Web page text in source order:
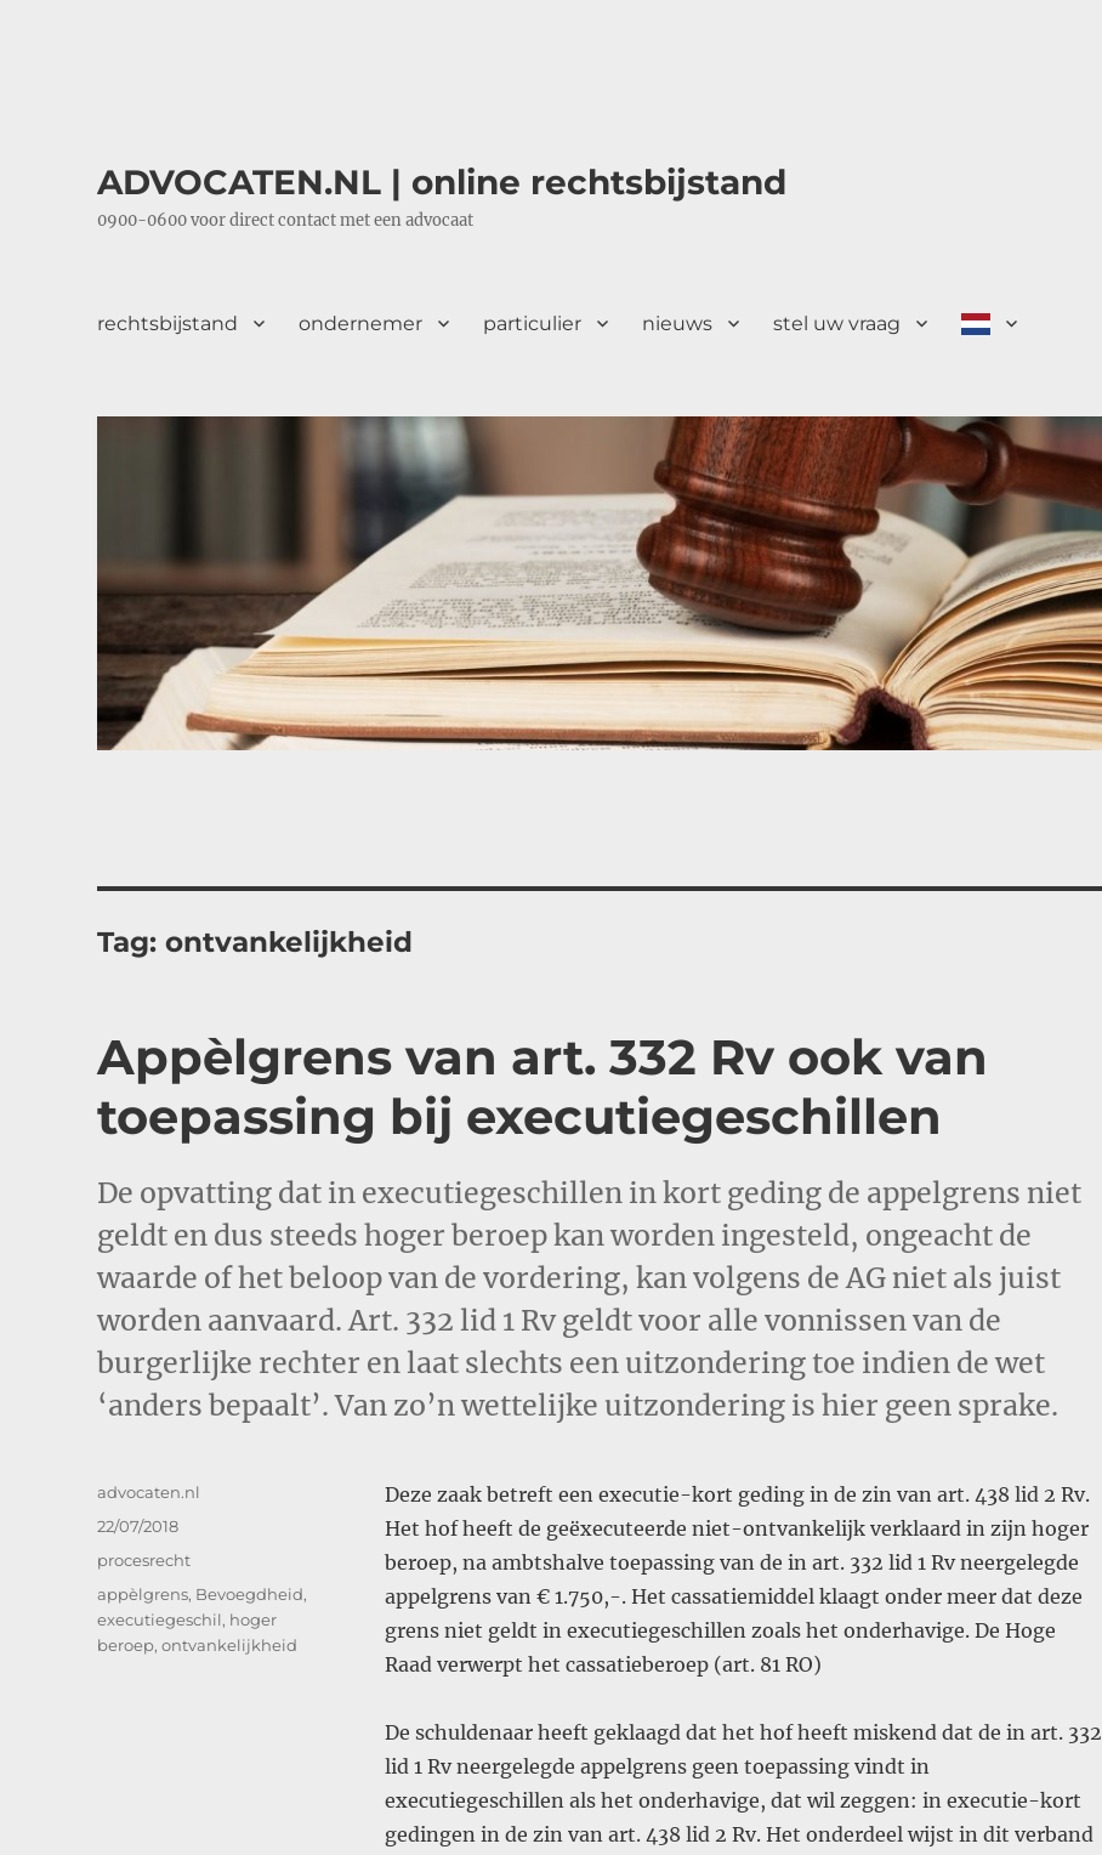
ADVOCATEN.NL | online rechtsbijstand
0900-0600 voor direct contact met een advocaat
rechtsbijstand ondernemer particulier nieuws stel uw vraag
Tag:ontvankelijkheid
Appèlgrens van art. 332 Rv ook van
toepassing bij executiegeschillen
De opvatting dat in executiegeschillen in kort geding de appelgrens niet
geldt en dus steeds hoger beroep kan worden ingesteld, ongeacht de
waarde of het beloop van de vordering, kan volgens de AG niet als juist
worden aanvaard. Art. 332 lid 1 Rv geldt voor alle vonnissen van de
burgerlijke rechter en laat slechts een uitzondering toe indien de wet
‘anders bepaalt’. Van zo’n wettelijke uitzondering is hier geen sprake.
Deze zaak betreft een executie-kort geding in de zin van art. 438 lid 2 Rv.
Het hof heeft de geëxecuteerde niet-ontvankelijk verklaard in zijn hoger
beroep, na ambtshalve toepassing van de in art. 332 lid 1 Rv neergelegde
appelgrens van € 1.750,-. Het cassatiemiddel klaagt onder meer dat deze
grens niet geldt in executiegeschillen zoals het onderhavige. De Hoge
Raad verwerpt het cassatieberoep (art. 81 RO)
De schuldenaar heeft geklaagd dat het hof heeft miskend dat de in art. 332
lid 1 Rv neergelegde appelgrens geen toepassing vindt in
executiegeschillen als het onderhavige, dat wil zeggen: in executie-kort
gedingen in de zin van art. 438 lid 2 Rv. Het onderdeel wijst in dit verband
Auteur
advocaten.nl
Geplaatst
22/07/2018
Categorieën
procesrecht
Tags
appèlgrens, Bevoegdheid,
executiegeschil, hoger
beroep,ontvankelijkheid